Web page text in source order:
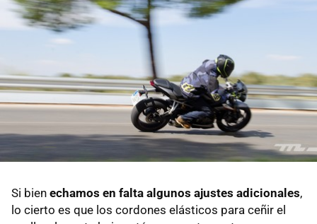
Si bien echamos en falta algunos ajustes adicionales,
lo cierto es que los cordones elásticos para ceñir el